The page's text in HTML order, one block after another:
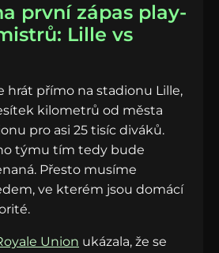
první zápas play-
Lille vs
hrát přímo na stadionu Lille,
kilometrů od města
pro asi 25 tisíc diváků.
týmu tím tedy bude
Přesto musíme
ve kterém jsou domácí
Union ukázala, že se